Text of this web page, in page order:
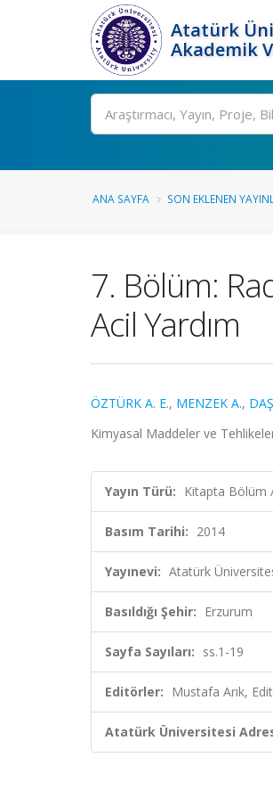
Atatürk
Akademik
Ara
ANA SAYFA SON EKLENEN
7. Bölüm:
Acil Yardım
ÖZTÜRK A. E., MENZEK A.,
Kimyasal Maddeler ve
Yayın Türü: Kitapta Bölüm
Basım Tarihi: 2014
Yayınevi: Atatürk
Basıldığı Şehir: Erzurum
Sayfa Sayıları: ss.1-19
Editörler: Mustafa Arık,
Atatürk Üniversitesi